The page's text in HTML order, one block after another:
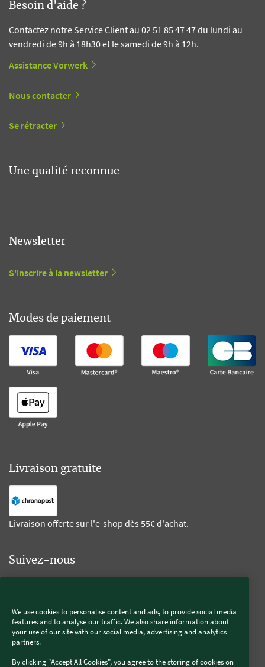
Besoin d'aide ?
Contactez notre Service Client au 02 51 85 47 47 du lundi au
vendredi de 9h à 18h30 et le samedi de 9h à 12h.
Assistance Vorwerk
Nous contacter
Se rétracter
Une qualité reconnue
Newsletter
S'inscrire à la newsletter
Modes de paiement
Livraison gratuite
Livraison offerte sur l'e-shop dès 55€ d'achat.
Suivez-nous
Thermomix®
We use cookies to personalise content and ads, to provide social media
features and to analyse our traffic. We also share information about
your use of our site with our social media, advertising and analytics
partners.
By clicking "Accept All Cookies", you agree to the storing of cookies on